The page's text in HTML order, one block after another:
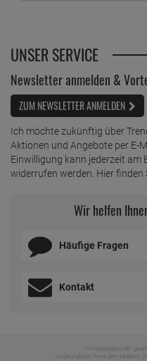
UNSER SERVICE
Newsletter anmelden &
ZUM NEWSLETTER ANMELDEN
Ich möchte zukünftig über
Aktionen und Angebote per E-
Einwilligung kann jederzeit am
widerrufen werden. Hier finden
Wir helfen
Häufige Fragen
Kontakt
* Preisangaben inkl.
Ursprünglicher Preis des Händlers,